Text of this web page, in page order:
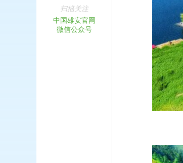
扫描关注
中国雄安官网
微信公众号